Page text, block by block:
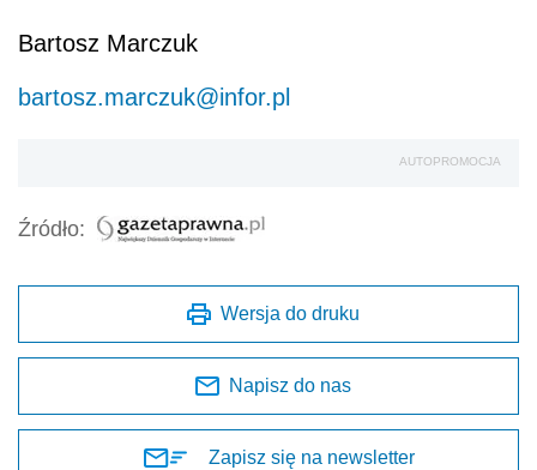
Bartosz Marczuk
bartosz.marczuk@infor.pl
AUTOPROMOCJA
Źródło:
Wersja do druku
Napisz do nas
Zapisz się na newsletter